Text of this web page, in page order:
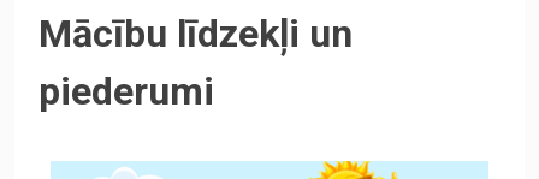
Mācību līdzekļi un
piederumi